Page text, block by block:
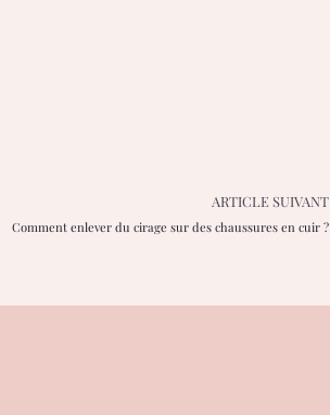
ARTICLE SUIVANT
Comment enlever du cirage sur des chaussures en cuir ?